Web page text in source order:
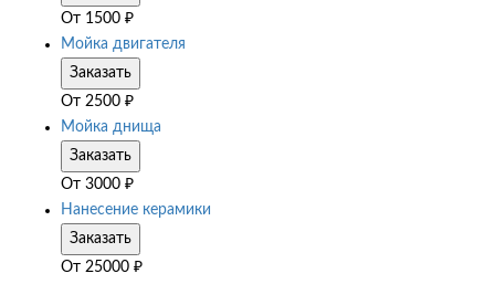
От 1500 ₽
Мойка двигателя
Заказать
От 2500 ₽
Мойка днища
Заказать
От 3000 ₽
Нанесение керамики
Заказать
От 25000 ₽